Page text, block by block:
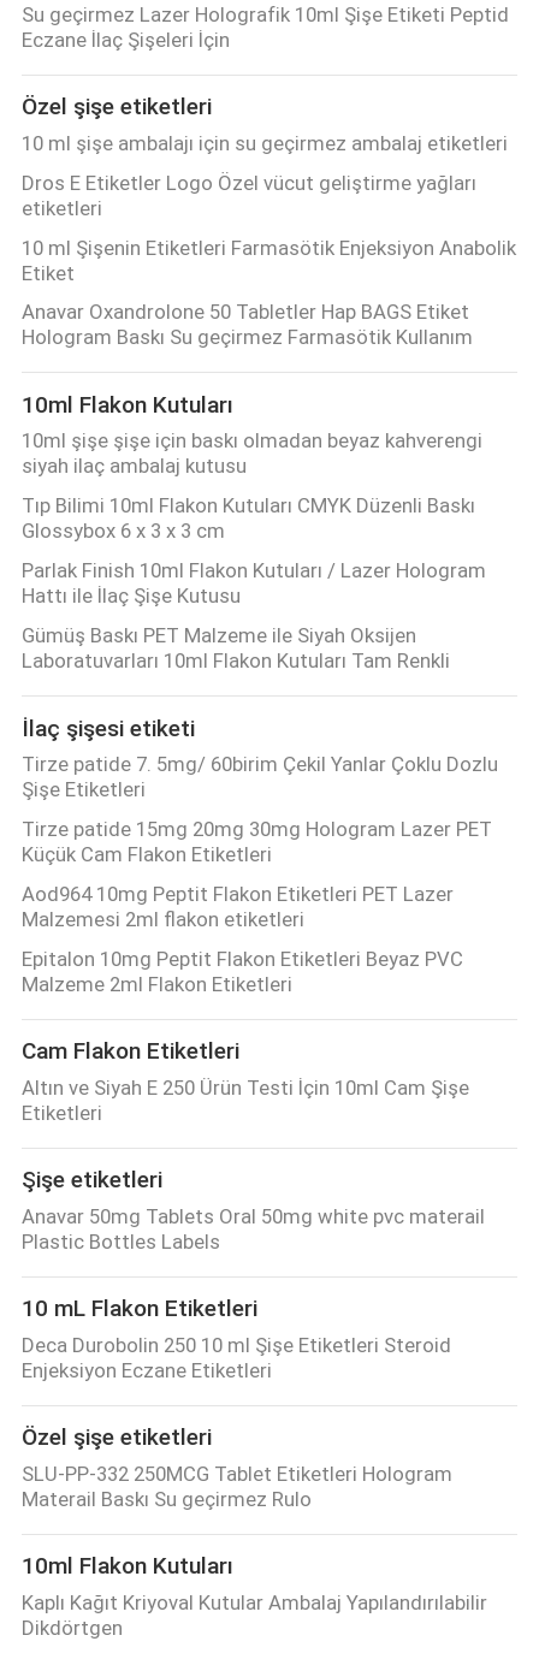
Su geçirmez Lazer Holografik 10ml Şişe Etiketi Peptid
Eczane İlaç Şişeleri İçin
Özel şişe etiketleri
10 ml şişe ambalajı için su geçirmez ambalaj etiketleri
Dros E Etiketler Logo Özel vücut geliştirme yağları
etiketleri
10 ml Şişenin Etiketleri Farmasötik Enjeksiyon Anabolik
Etiket
Anavar Oxandrolone 50 Tabletler Hap BAGS Etiket
Hologram Baskı Su geçirmez Farmasötik Kullanım
10ml Flakon Kutuları
10ml şişe şişe için baskı olmadan beyaz kahverengi
siyah ilaç ambalaj kutusu
Tıp Bilimi 10ml Flakon Kutuları CMYK Düzenli Baskı
Glossybox 6 x 3 x 3 cm
Parlak Finish 10ml Flakon Kutuları / Lazer Hologram
Hattı ile İlaç Şişe Kutusu
Gümüş Baskı PET Malzeme ile Siyah Oksijen
Laboratuvarları 10ml Flakon Kutuları Tam Renkli
İlaç şişesi etiketi
Tirze patide 7. 5mg/ 60birim Çekil Yanlar Çoklu Dozlu
Şişe Etiketleri
Tirze patide 15mg 20mg 30mg Hologram Lazer PET
Küçük Cam Flakon Etiketleri
Aod964 10mg Peptit Flakon Etiketleri PET Lazer
Malzemesi 2ml flakon etiketleri
Epitalon 10mg Peptit Flakon Etiketleri Beyaz PVC
Malzeme 2ml Flakon Etiketleri
Cam Flakon Etiketleri
Altın ve Siyah E 250 Ürün Testi İçin 10ml Cam Şişe
Etiketleri
Şişe etiketleri
Anavar 50mg Tablets Oral 50mg white pvc materail
Plastic Bottles Labels
10 mL Flakon Etiketleri
Deca Durobolin 250 10 ml Şişe Etiketleri Steroid
Enjeksiyon Eczane Etiketleri
Özel şişe etiketleri
SLU-PP-332 250MCG Tablet Etiketleri Hologram
Materail Baskı Su geçirmez Rulo
10ml Flakon Kutuları
Kaplı Kağıt Kriyoval Kutular Ambalaj Yapılandırılabilir
Dikdörtgen